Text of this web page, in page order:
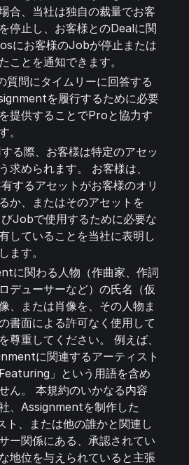
合、当社は独自の裁量でお客
停止し、お客様とのDealに関
にお客様のJobが停止または
ことを通知できます。
質問にタイムリーに回答する
を履行するために必要
提供することでProと協力す
。
る際、お客様は特定のアセッ
求められます。 お客様は、
するアセットがお客様のオリ
か、またはそのアセットを
Jobで使用するために必要な
していることを当社に表明し
ます。
に関わる人物（作曲家、作詞
デューサーなど）の氏名（仮
、または肖像を、その人物ま
書面による許可なく使用して
尊重してください。 例えば、
に関連するアーティスト
」という用語を含め
ん。 本規約のいかなる内容
、Assignmentを制作した
ト、または他の誰かと関連し
ー関係にある、承認されてい
地位を与えられていると主張